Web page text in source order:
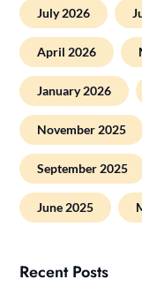
July 2026
April 2026
January 2026
November 2025
September 2025
June 2025
Recent Posts